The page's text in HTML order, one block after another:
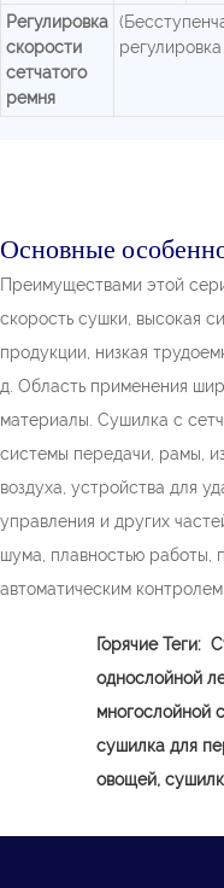
Регулировка
скорости
сетчатого
ремня
Основные
Преимуществами этой
скорость сушки, высокая
продукции, низкая
д. Область применения
материалы. Сушилка с
системы передачи, рамы,
воздуха, устройства для
управления и других
шума, плавностью работы,
автоматическим
Горячие Теги:
однослойной
многослойной
сушилка для
овощей,